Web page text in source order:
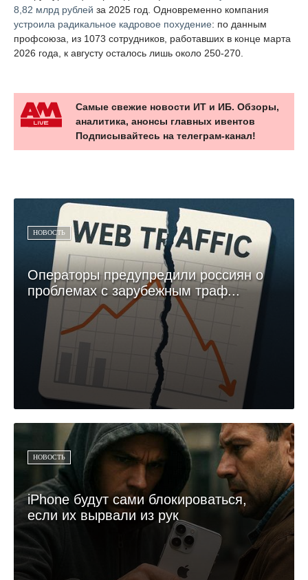
8,82 млрд рублей за 2025 год. Одновременно компания
устроила радикальное кадровое похудение: по данным
профсоюза, из 1073 сотрудников, работавших в конце марта
2026 года, к августу осталось лишь около 250-270.
Самые свежие новости ИТ и ИБ. Обзоры,
аналитика, анонсы главных ивентов
Подписывайтесь на телеграм-канал!
НОВОСТЬ
Операторы предупредили россиян о
проблемах с зарубежным траф...
НОВОСТЬ
iPhone будут сами блокироваться,
если их вырвали из рук